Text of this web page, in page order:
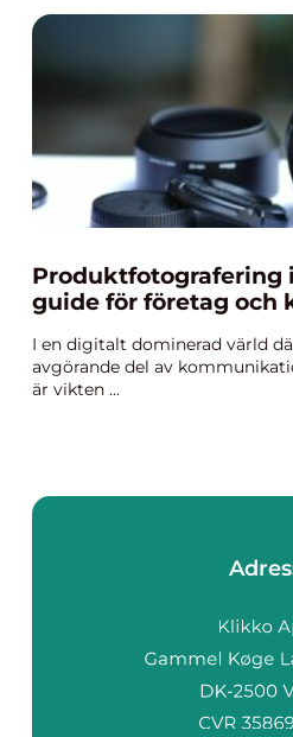
Produktfotografering
guide för företag och
I en digitalt dominerad värld
avgörande del av
är vikten ...